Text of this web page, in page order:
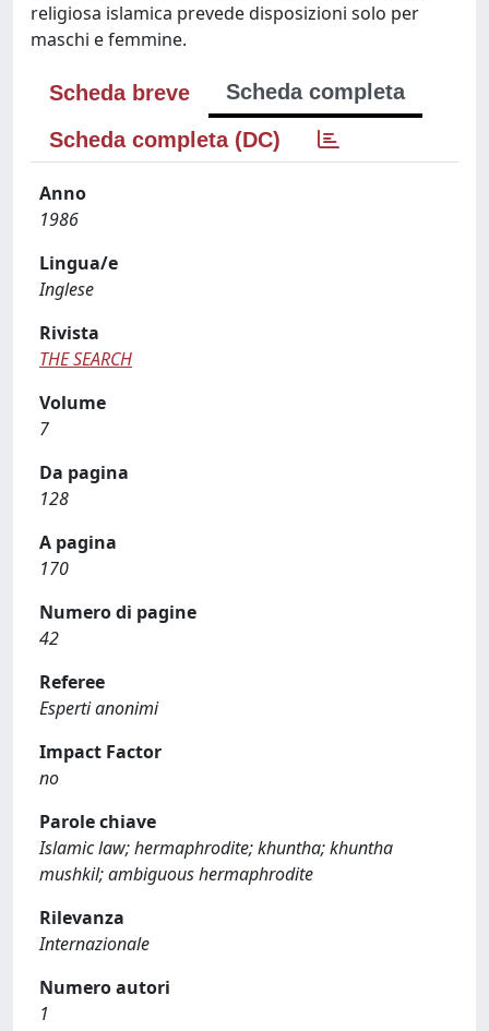
religiosa islamica prevede disposizioni solo per
maschi e femmine.
Scheda breve
Scheda completa
Scheda completa (DC)
Anno
1986
Lingua/e
Inglese
Rivista
THE SEARCH
Volume
7
Da pagina
128
A pagina
170
Numero di pagine
42
Referee
Esperti anonimi
Impact Factor
no
Parole chiave
Islamic law; hermaphrodite; khuntha; khuntha
mushkil; ambiguous hermaphrodite
Rilevanza
Internazionale
Numero autori
1